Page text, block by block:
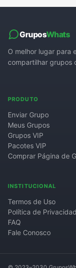
Grupos de WhatsApp de Roube um Brainrot
GruposWhats
O melhor lugar para
compartilhar grupos
PRODUTO
Enviar Grupo
Meus Grupos
Grupos VIP
Pacotes VIP
Comprar Página de
INSTITUCIONAL
Termos de Uso
Política de
FAQ
Fale Conosco